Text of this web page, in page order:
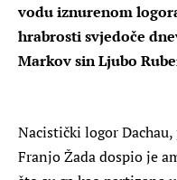
vodu iznurenom
hrabrosti svjedoče
Markov sin Ljubo
Nacistički logor
Franjo Žada dospio je